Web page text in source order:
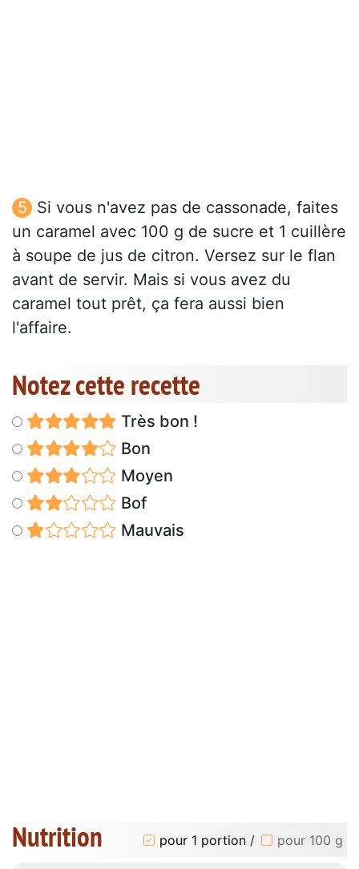
Si vous n'avez pas de cassonade, faites
un caramel avec 100 g de sucre et 1 cuillère
à soupe de jus de citron. Versez sur le flan
avant de servir. Mais si vous avez du
caramel tout prêt, ça fera aussi bien
l'affaire.
Notez cette recette
Très bon !
Bon
Moyen
Bof
Mauvais
Nutrition pour 1 portion / pour 100 g